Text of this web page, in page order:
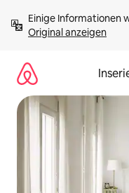
Inhalten
springenOriginal anzeigen